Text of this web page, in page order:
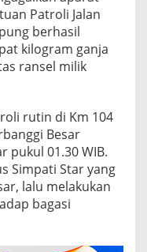
Patroli Jalan
berhasil
kilogram ganja
ransel milik
rutin di Km 104
Besar
pukul 01.30 WIB.
Simpati Star yang
lalu melakukan
bagasi